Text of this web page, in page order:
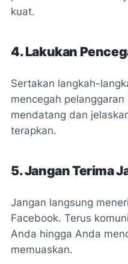
kuat.
4. Lakukan
Sertakan langkah-
mencegah
mendatang dan
terapkan.
5. Jangan Terima
Jangan langsung
Facebook. Terus
Anda hingga Anda
memuaskan.